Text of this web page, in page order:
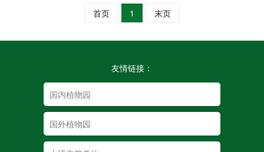
姚晓军指出，学习教育开展以来，秦岭国家
植物园认真
首页 1 末页
友情链接：